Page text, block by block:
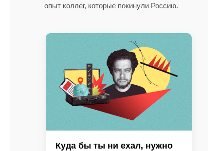
опыт коллег, которые покинули Россию.
Куда бы ты ни ехал, нужно